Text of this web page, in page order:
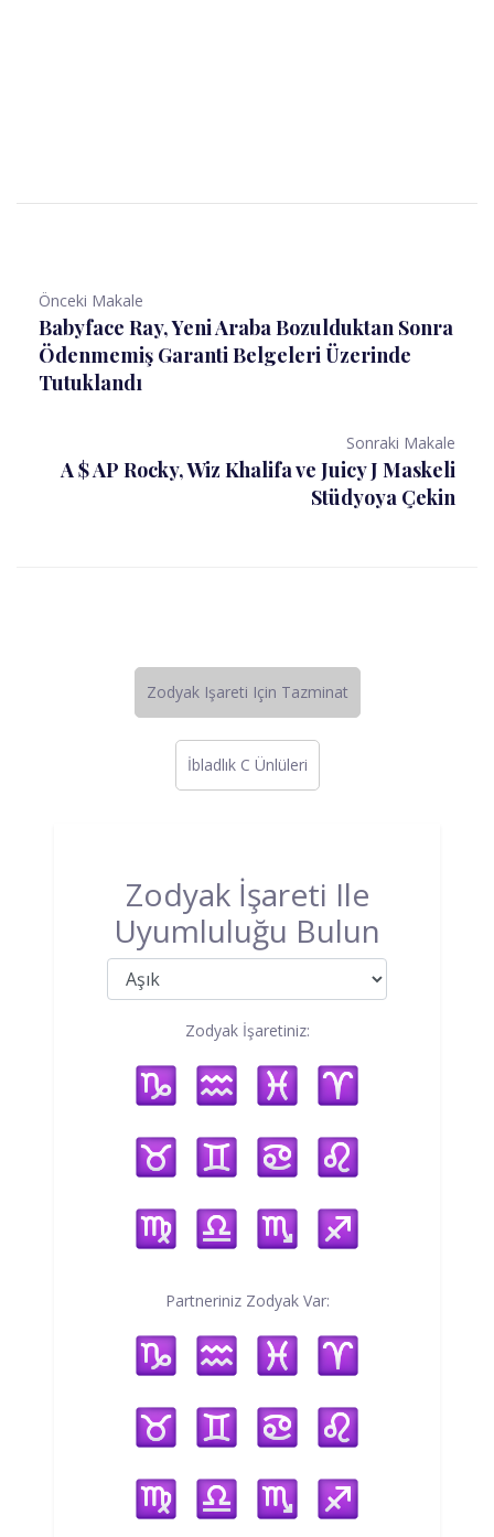
Önceki Makale
Babyface Ray, Yeni Araba Bozulduktan Sonra
Ödenmemiş Garanti Belgeleri Üzerinde
Tutuklandı
Sonraki Makale
A $ AP Rocky, Wiz Khalifa ve Juicy J Maskeli
Stüdyoya Çekin
Zodyak Işareti Için Tazminat
İbladlık C Ünlüleri
Zodyak İşareti Ile
Uyumluluğu Bulun
Zodyak İşaretiniz:
Partneriniz Zodyak Var: